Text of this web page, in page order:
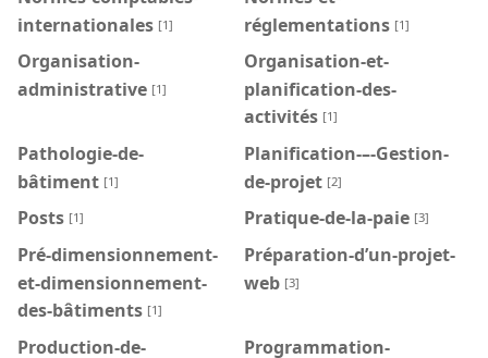
internationales [1]
réglementations [1]
Organisation-
administrative [1]
Organisation-et-
planification-des-
activités [1]
Pathologie-de-
bâtiment [1]
Planification-–-Gestion-
de-projet [2]
Posts [1] Pratique-de-la-paie [3]
Pré-dimensionnement-
et-dimensionnement-
des-bâtiments [1]
Préparation-d’un-projet-
web [3]
Production-de- Programmation-